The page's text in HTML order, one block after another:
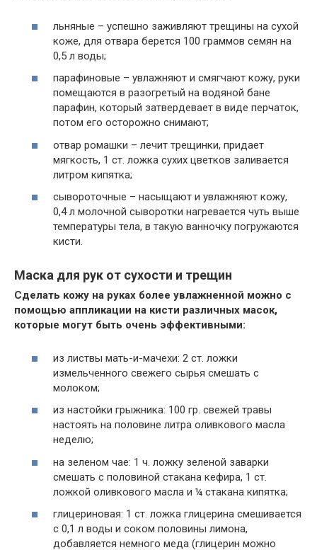
льняные – успешно заживляют трещины на сухой
коже, для отвара берется 100 граммов семян на
0,5 л воды;
парафиновые – увлажняют и смягчают кожу, руки
помещаются в разогретый на водяной бане
парафин, который затвердевает в виде перчаток,
потом его осторожно снимают;
отвар ромашки – лечит трещинки, придает
мягкость, 1 ст. ложка сухих цветков заливается
литром кипятка;
сывороточные – насыщают и увлажняют кожу,
0,4 л молочной сыворотки нагревается чуть выше
температуры тела, в такую ванночку погружаются
кисти.
Маска для рук от сухости и трещин
Сделать кожу на руках более увлажненной можно с
помощью аппликации на кисти различных масок,
которые могут быть очень эффективными:
из листвы мать-и-мачехи: 2 ст. ложки
измельченного свежего сырья смешать с
молоком;
из настойки грыжника: 100 гр. свежей травы
настоять на половине литра оливкового масла
неделю;
на зеленом чае: 1 ч. ложку зеленой заварки
смешать с половиной стакана кефира, 1 ст.
ложкой оливкового масла и ¼ стакана кипятка;
глицериновая: 1 ст. ложка глицерина смешивается
с 0,1 л воды и соком половины лимона,
добавляется немного меда (глицерин можно